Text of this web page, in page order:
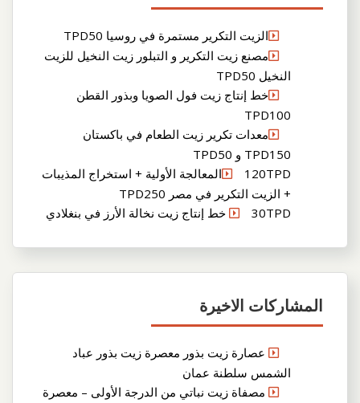
الزيت التكرير مستمرة في روسيا TPD50
مصنع زيت التكرير و التبلور زيت النخيل للزيت
النخيل TPD50
خط إنتاج زيت فول الصويا وبذور القطن
TPD100
معدات تكرير زيت الطعام في باكستان
TPD150 و TPD50
120TPDالمعالجة الأولية + استخراج المذيبات
+ الزيت التكرير في مصر TPD250
30TPD خط إنتاج زيت نخالة الأرز في بنغلادي
المشاركات الاخيرة
عصارة زيت بذور معصرة زيت بذور عباد
الشمس سلطنة عمان
مصفاة زيت نباتي من الدرجة الأولى – معصرة